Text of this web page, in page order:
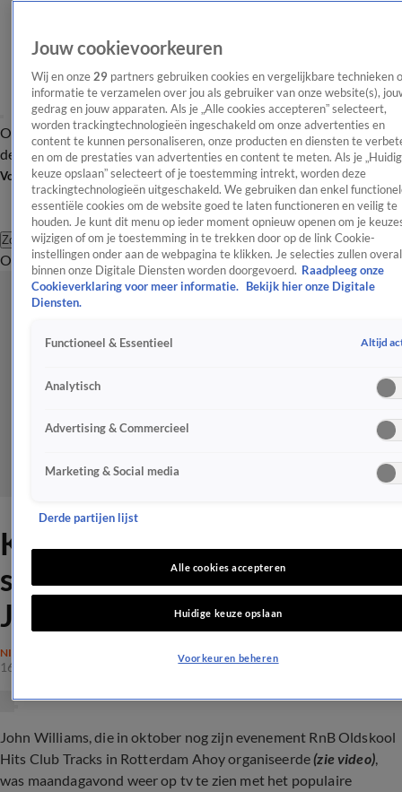
OverzichtAfleveringen Entertainment TV Algemeen
Tip
de redactieNieuwsbrief
Volg Shownieuws
Zoeken
OverzichtEntertainmentSpraakmakendRealityCrimeVideo's
Kijkers HMMIK
stomverbaasd over uiterlijk
John Williams
NIEUWS
16 jan 2024, 17:35
John Williams, die in oktober nog zijn evenement RnB Oldskool
Hits Club Tracks in Rotterdam Ahoy organiseerde(zie video),
was maandagavond weer op tv te zien met het populaire
Jouw cookievoorkeuren
Wij en onze 29 partners gebruiken cookies en vergelijkbare technieken
informatie te verzamelen over jou als gebruiker van onze website(s),
gedrag en jouw apparaten. Als je „Alle cookies accepteren” selecteert,
worden trackingtechnologieën ingeschakeld om onze advertenties en
content te kunnen personaliseren, onze producten en diensten te
en om de prestaties van advertenties en content te meten. Als je
keuze opslaan” selecteert of je toestemming intrekt, worden deze
trackingtechnologieën uitgeschakeld. We gebruiken dan enkel
essentiële cookies om de website goed te laten functioneren en veilig te
houden. Je kunt dit menu op ieder moment opnieuw openen om je
wijzigen of om je toestemming in te trekken door op de link Cookie-
instellingen onder aan de webpagina te klikken. Je selecties zullen overal
binnen onze Digitale Diensten worden doorgevoerd. Raadpleeg onze
Cookieverklaring voor meer informatie.
Bekijk hier onze Digitale
Diensten.
Functioneel & Essentieel Altijd
Analytisch
Advertising & Commercieel
Marketing & Social media
Derde partijen lijst
Alle cookies accepteren
Huidige keuze opslaan
Voorkeuren beheren